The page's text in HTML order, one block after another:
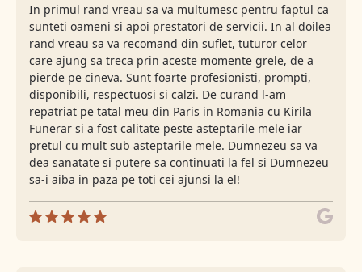
In primul rand vreau sa va multumesc pentru faptul ca
sunteti oameni si apoi prestatori de servicii. In al doilea
rand vreau sa va recomand din suflet, tuturor celor
care ajung sa treca prin aceste momente grele, de a
pierde pe cineva. Sunt foarte profesionisti, prompti,
disponibili, respectuosi si calzi. De curand l-am
repatriat pe tatal meu din Paris in Romania cu Kirila
Funerar si a fost calitate peste asteptarile mele iar
pretul cu mult sub asteptarile mele. Dumnezeu sa va
dea sanatate si putere sa continuati la fel si Dumnezeu
sa-i aiba in paza pe toti cei ajunsi la el!